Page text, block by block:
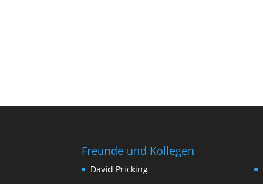
Freunde und Kollegen
David Pricking